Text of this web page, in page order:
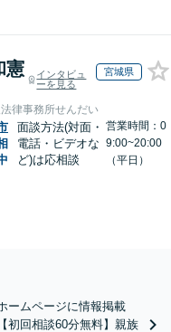
憲
インタビュ
ーを見る
宮城県
律事務所せんだい
面談方法(対面・
電話・ビデオな
ど)は応相談
営業時間：0
9:00~20:00
（平日）
ームページに情報掲載
初回相談60分無料】親族